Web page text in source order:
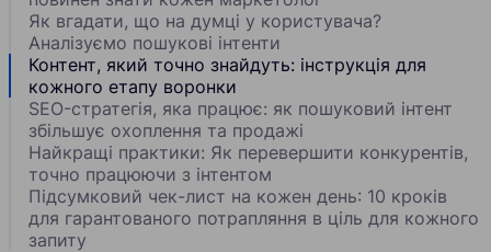
Як вгадати, що на думці у користувача?
Аналізуємо пошукові інтенти
Контент, який точно знайдуть: інструкція для
кожного етапу воронки
SEO-стратегія, яка працює: як пошуковий інтент
збільшує охоплення та продажі
Найкращі практики: Як перевершити конкурентів,
точно працюючи з інтентом
Підсумковий чек-лист на кожен день: 10 кроків
для гарантованого потрапляння в ціль для кожного
запиту